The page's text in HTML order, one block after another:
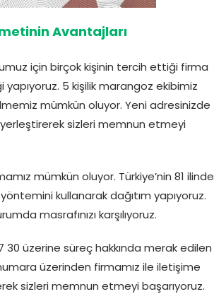
Avantajları
için birçok kişinin tercih ettiği firma
5 kişilik marangoz ekibimiz
mümkün oluyor. Yeni adresinizde
yerleştirerek sizleri memnun etmeyi
mümkün oluyor. Türkiye’nin 81 ilinde
kullanarak dağıtım yapıyoruz.
masrafınızı karşılıyoruz.
üzerine süreç hakkında merak edilen
üzerinden firmamız ile iletişime
sizleri memnun etmeyi başarıyoruz.